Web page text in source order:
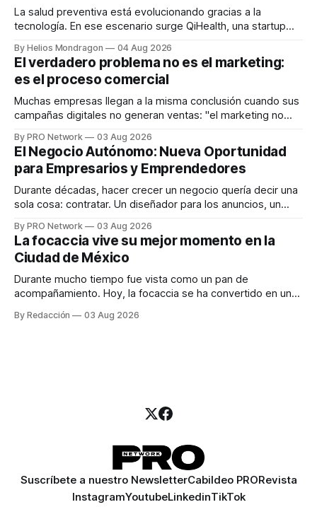
La salud preventiva está evolucionando gracias a la
tecnología. En ese escenario surge QiHealth, una startup
dispositivos inteligentes, inteligencia artificial y monitoreo
en tiempo real para ayudar a las personas a tomar mejores
decisiones sobre su salud metabólica. Su propuesta busca
responder
By Helios Mondragon 04 Aug 2026
El verdadero problema no es el marketing:
es el proceso comercial
Muchas empresas llegan a la misma conclusión cuando sus
campañas digitales no generan ventas: "el marketing no
INTERIUS, el problema suele estar en otro lugar. Durante
una entrevista para el podcast SER PRO, el especialista en
marketing digital explicó que
By PRO Network 03 Aug 2026
El Negocio Autónomo: Nueva Oportunidad
para Empresarios y Emprendedores
Durante décadas, hacer crecer un negocio quería decir una
sola cosa: contratar. Un diseñador para los anuncios, un
para los textos, alguien que supiera de publicidad digital
para encontrar prospectos, un vendedor para atender
llamadas y mensajes, y —con suerte— una persona
By PRO Network 03 Aug 2026
La focaccia vive su mejor momento en la
Ciudad de México
Durante mucho tiempo fue vista como un pan de
acompañamiento. Hoy, la focaccia se ha convertido en uno
artesanal, ingredientes de calidad y experiencias que
By Redacción 03 Aug 2026
Suscríbete a nuestro NewsletterCabildeo PRORevista
InstagramYoutubeLinkedinTikTok